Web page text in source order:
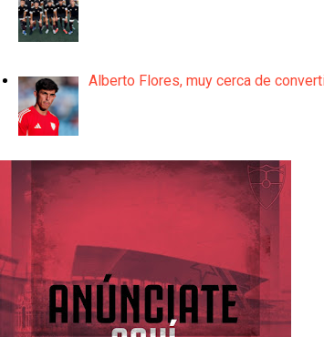
Alberto Flores, muy cerca de